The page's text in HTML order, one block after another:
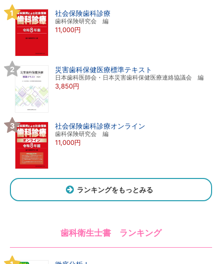
社会保険歯科診療
歯科保険研究会 編
11,000円
災害歯科保健医療標準テキスト
日本歯科医師会・日本災害歯科保健医療連絡協議会 編
3,850円
社会保険歯科診療オンライン
歯科保険研究会 編
11,000円
ランキングをもっとみる
歯科衛生士書 ランキング